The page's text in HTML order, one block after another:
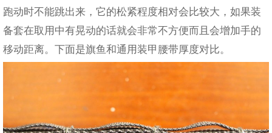
跑动时不能跳出来，它的松紧程度相对会比较大，如果装
备套在取用中有晃动的话就会非常不方便而且会增加手的
移动距离。下面是旗鱼和通用装甲腰带厚度对比。